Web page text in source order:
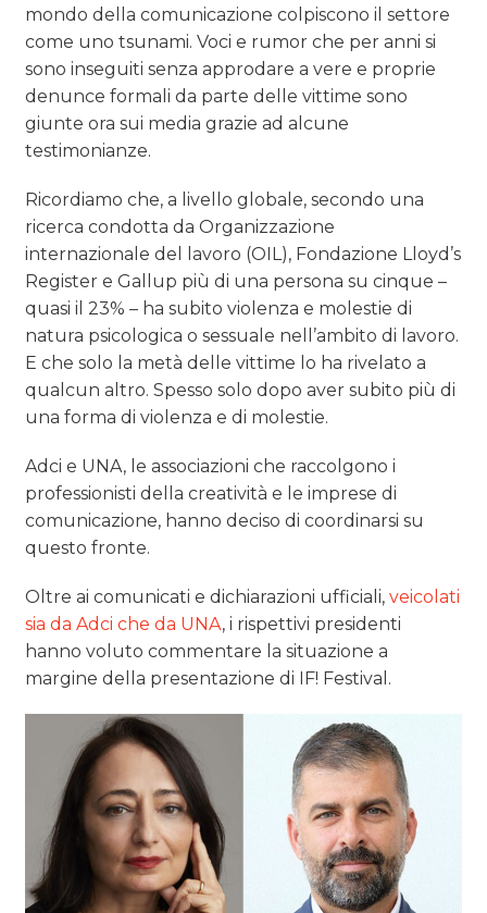
mondo della comunicazione colpiscono il settore
come uno tsunami. Voci e rumor che per anni si
sono inseguiti senza approdare a vere e proprie
denunce formali da parte delle vittime sono
giunte ora sui media grazie ad alcune
testimonianze.
Ricordiamo che, a livello globale, secondo una
ricerca condotta da Organizzazione
internazionale del lavoro (OIL), Fondazione Lloyd’s
Register e Gallup più di una persona su cinque –
quasi il 23% – ha subito violenza e molestie di
natura psicologica o sessuale nell’ambito di lavoro.
E che solo la metà delle vittime lo ha rivelato a
qualcun altro. Spesso solo dopo aver subito più di
una forma di violenza e di molestie.
Adci e UNA, le associazioni che raccolgono i
professionisti della creatività e le imprese di
comunicazione, hanno deciso di coordinarsi su
questo fronte.
Oltre ai comunicati e dichiarazioni ufficiali,veicolati
sia da Adci che da UNA, i rispettivi presidenti
hanno voluto commentare la situazione a
margine della presentazione di IF! Festival.